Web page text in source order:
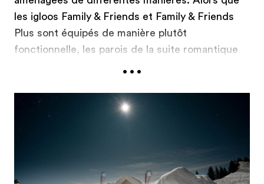
les igloos Family & Friends et Family & Friends
Plus sont équipés de manière plutôt
fonctionnelle, les parois de la suite romantique
comprend en outre une zone de bien-être, un
bar des neiges, un restaurant et un chalet
chauffé pour les barbecues qui accueille
différentes manifestations.
Village d'igloos de Gstaad
...